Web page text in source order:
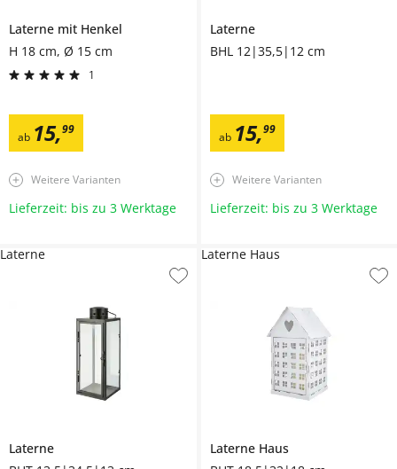
Laterne mit Henkel
H 18 cm, Ø 15 cm
1
ab 15,99
Weitere Varianten
Lieferzeit: bis zu 3 Werktage
Laterne
BHL 12|35,5|12 cm
ab 15,99
Weitere Varianten
Lieferzeit: bis zu 3 Werktage
Laterne
Laterne
Laterne Haus
Laterne Haus